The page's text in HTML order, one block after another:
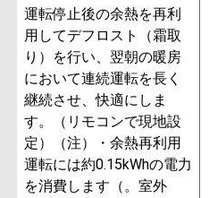
運転停止後の余熱を再利
用してデフロスト（霜取
り）を行い、翌朝の暖房
において連続運転を長く
継続させ、快適にしま
す。（リモコンで現地設
定）（注）・余熱再利用
運転には約0.15kWhの電力
を消費します（。室外